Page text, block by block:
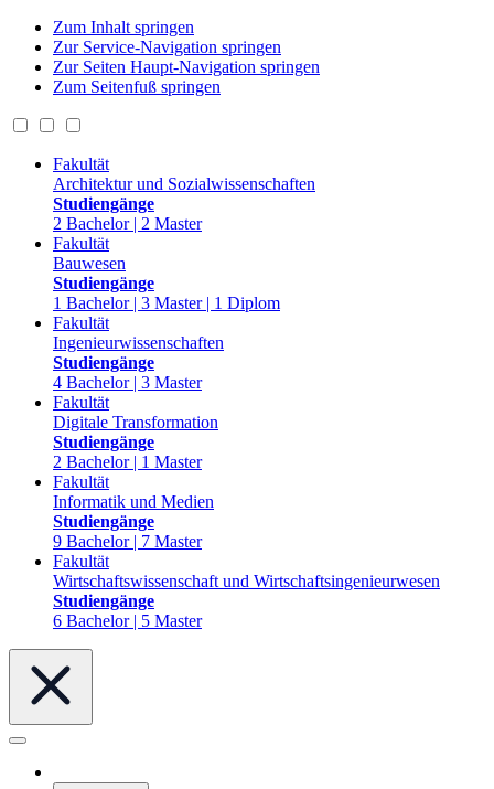
Zum Inhalt springen
Zur Service-Navigation springen
Zur Seiten Haupt-Navigation springen
Zum Seitenfuß springen
Fakultät
Architektur und Sozialwissenschaften
Studiengänge
2 Bachelor | 2 Master
Fakultät
Bauwesen
Studiengänge
1 Bachelor | 3 Master | 1 Diplom
Fakultät
Ingenieurwissenschaften
Studiengänge
4 Bachelor | 3 Master
Fakultät
Digitale Transformation
Studiengänge
2 Bachelor | 1 Master
Fakultät
Informatik und Medien
Studiengänge
9 Bachelor | 7 Master
Fakultät
Wirtschaftswissenschaft und Wirtschaftsingenieurwesen
Studiengänge
6 Bachelor | 5 Master